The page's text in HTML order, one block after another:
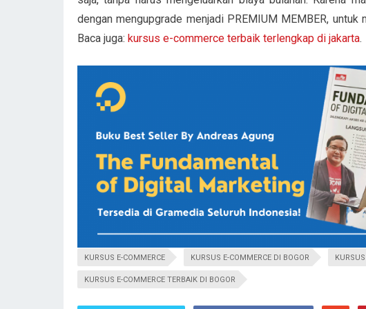
dengan mengupgrade menjadi PREMIUM MEMBER,
Baca juga: kursus e-commerce terbaik terlengkap di jakarta.
KURSUS E-COMMERCE KURSUS E-COMMERCE DI BOGOR
KURSUS E-COMMERCE TERBAIK DI BOGOR